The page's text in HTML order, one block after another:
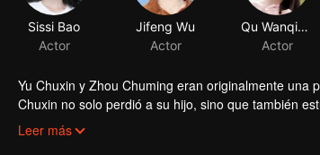
Sissi Bao
Actor
Jifeng Wu
Actor
Qu Wanqiong
Actor
Yu Chuxin y Zhou Chuming eran originalmente una
Chuxin no solo perdió a su hijo, sino que también
y a su familia, y luchó con fuerza contra sus nervios
Leer más